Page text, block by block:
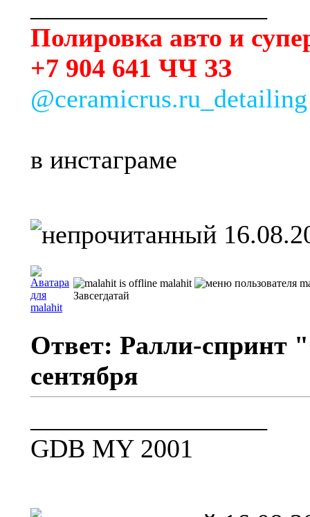
Полировка авто и
+7 904 641 ЧЧ ЗЗ
@ceramicrus.ru_detailing
в инстаграме
malahit
Завсегдатай
Ответ: Ралли-спринт
сентября
GDB MY 2001